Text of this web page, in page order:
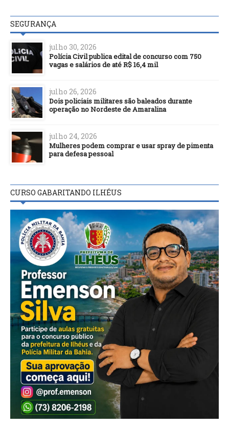
SEGURANÇA
julho 30, 2026
Polícia Civil publica edital de concurso com 750
vagas e salários de até R$ 16,4 mil
julho 26, 2026
Dois policiais militares são baleados durante
operação no Nordeste de Amaralina
julho 24, 2026
Mulheres podem comprar e usar spray de pimenta
para defesa pessoal
CURSO GABARITANDO ILHÉUS